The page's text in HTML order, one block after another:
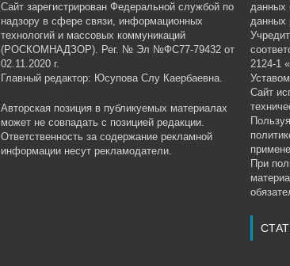
Сайт зарегистрирован Федеральной службой по
надзору в сфере связи, информационных
технологий и массовых коммуникаций
(РОСКОМНАДЗОР). Рег. № Эл №ФС77-79432 от
02.11.2020 г.
Главный редактор: Юсупова Слу Каербаевна.
Авторская позиция в публикуемых материалах
может не совпадать с позицией редакции.
Ответственность за содержание рекламной
информации несут рекламодатели.
данных
данных
2124-1
Сайт
При